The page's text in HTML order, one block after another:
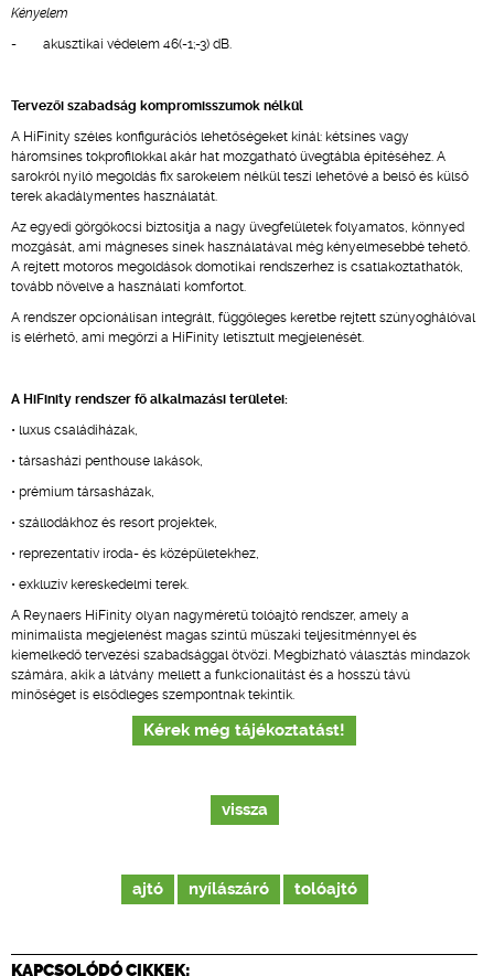
Kényelem
- akusztikai védelem 46(-1;-3) dB.
Tervezői szabadság kompromisszumok nélkül
A HiFinity széles konfigurációs lehetőségeket kínál: kétsínes vagy
háromsínes tokprofilokkal akár hat mozgatható üvegtábla építéséhez. A
sarokról nyíló megoldás fix sarokelem nélkül teszi lehetővé a belső és külső
terek akadálymentes használatát.
Az egyedi görgőkocsi biztosítja a nagy üvegfelületek folyamatos, könnyed
mozgását, ami mágneses sínek használatával még kényelmesebbé tehető.
A rejtett motoros megoldások domotikai rendszerhez is csatlakoztathatók,
tovább növelve a használati komfortot.
A rendszer opcionálisan integrált, függőleges keretbe rejtett szúnyoghálóval
is elérhető, ami megőrzi a HiFinity letisztult megjelenését.
A HiFinity rendszer fő alkalmazási területei:
• luxus családiházak,
• társasházi penthouse lakások,
• prémium társasházak,
• szállodákhoz és resort projektek,
• reprezentatív iroda- és középületekhez,
• exkluzív kereskedelmi terek.
A Reynaers HiFinity olyan nagyméretű tolóajtó rendszer, amely a
minimalista megjelenést magas szintű műszaki teljesítménnyel és
kiemelkedő tervezési szabadsággal ötvözi. Megbízható választás mindazok
számára, akik a látvány mellett a funkcionalitást és a hosszú távú
minőséget is elsődleges szempontnak tekintik.
Kérek még tájékoztatást!
vissza
ajtó nyílászáró tolóajtó
KAPCSOLÓDÓ CIKKEK: